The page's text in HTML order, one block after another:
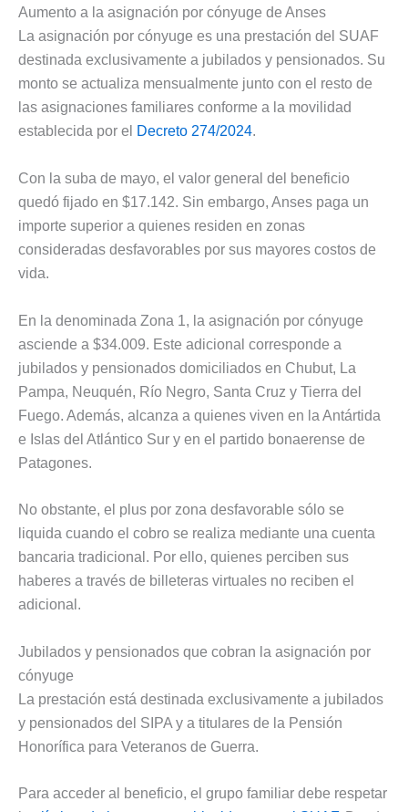
Aumento a la asignación por cónyuge de Anses
La asignación por cónyuge es una prestación del SUAF
destinada exclusivamente a jubilados y pensionados. Su
monto se actualiza mensualmente junto con el resto de
las asignaciones familiares conforme a la movilidad
establecida por el
Decreto 274/2024.
Con la suba de mayo, el valor general del beneficio
quedó fijado en $17.142. Sin embargo, Anses paga un
importe superior a quienes residen en zonas
consideradas desfavorables por sus mayores costos de
vida.
En la denominada Zona 1, la asignación por cónyuge
asciende a $34.009. Este adicional corresponde a
jubilados y pensionados domiciliados en Chubut, La
Pampa, Neuquén, Río Negro, Santa Cruz y Tierra del
Fuego. Además, alcanza a quienes viven en la Antártida
e Islas del Atlántico Sur y en el partido bonaerense de
Patagones.
No obstante, el plus por zona desfavorable sólo se
liquida cuando el cobro se realiza mediante una cuenta
bancaria tradicional. Por ello, quienes perciben sus
haberes a través de billeteras virtuales no reciben el
adicional.
Jubilados y pensionados que cobran la asignación por
cónyuge
La prestación está destinada exclusivamente a jubilados
y pensionados del SIPA y a titulares de la Pensión
Honorífica para Veteranos de Guerra.
Para acceder al beneficio, el grupo familiar debe respetar